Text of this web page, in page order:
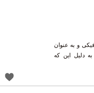
و به عنوان
دلیل این که